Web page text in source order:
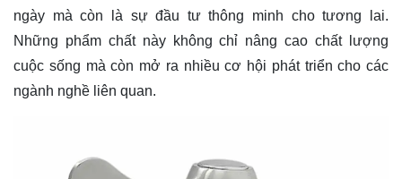
ngày mà còn là sự đầu tư thông minh cho tương lai.
Những phẩm chất này không chỉ nâng cao chất lượng
cuộc sống mà còn mở ra nhiều cơ hội phát triển cho các
ngành nghề liên quan.